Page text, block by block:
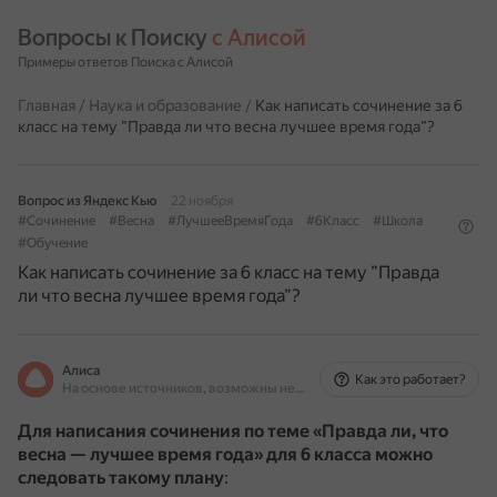
Вопросы к Поиску с Алисой
Примеры ответов Поиска с Алисой
Главная / Наука и образование / Как написать сочинение за 6
класс на тему ”Правда ли что весна лучшее время года”?
Вопрос из Яндекс Кью
22 ноября
#Сочинение
#Весна #ЛучшееВремяГода #6Класс
#Школа
#Обучение
Как написать сочинение за 6 класс на тему ”Правда
ли что весна лучшее время года”?
Алиса
На основе источников, возможны неточности
Как это работает?
Для написания сочинения по теме «Правда ли, что
весна — лучшее время года» для 6 класса можно
следовать такому плану: